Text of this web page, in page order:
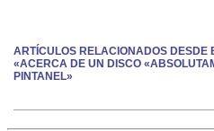
ARTÍCULOS RELACIONADOS DESDE
«ACERCA DE UN DISCO
PINTANEL»